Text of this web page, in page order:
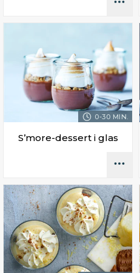
0-30 MIN.
S’more-dessert i glas